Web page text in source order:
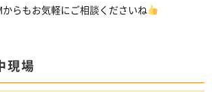
らもお気軽にご相談くださいね
現場